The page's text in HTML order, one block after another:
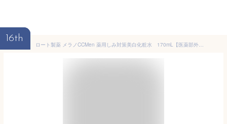
16th
ロート製薬 メラノCCMen 薬用しみ対策美白化粧水 170mL【医薬部外品】